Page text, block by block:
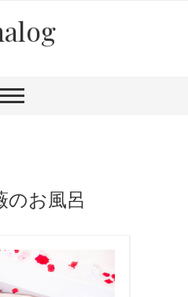
のお風呂